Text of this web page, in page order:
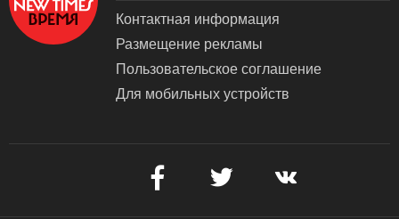
Контактная информация
Размещение рекламы
Пользовательское соглашение
Для мобильных устройств